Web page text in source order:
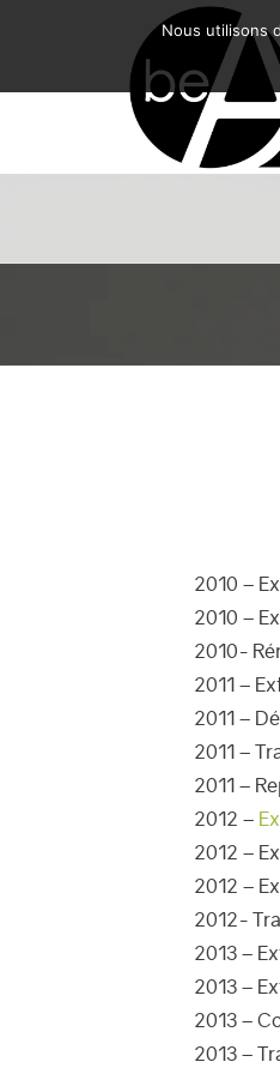
2010 –
2010 –
2010-
2011 –
2011 –
2011 –
2011 –
2012 –
2012 –
2012 –
2012-
2013 –
2013 –
2013 –
2013 –
Nous utilisons